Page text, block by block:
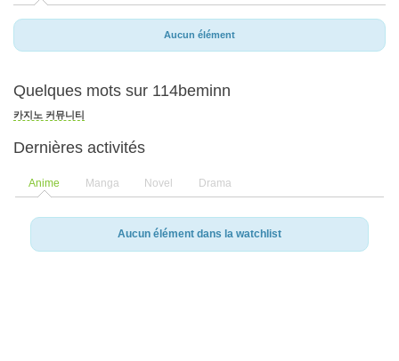
Aucun élément
Quelques mots sur 114beminn
카지노 커뮤니티
Dernières activités
Anime Manga Novel Drama
Aucun élément dans la watchlist